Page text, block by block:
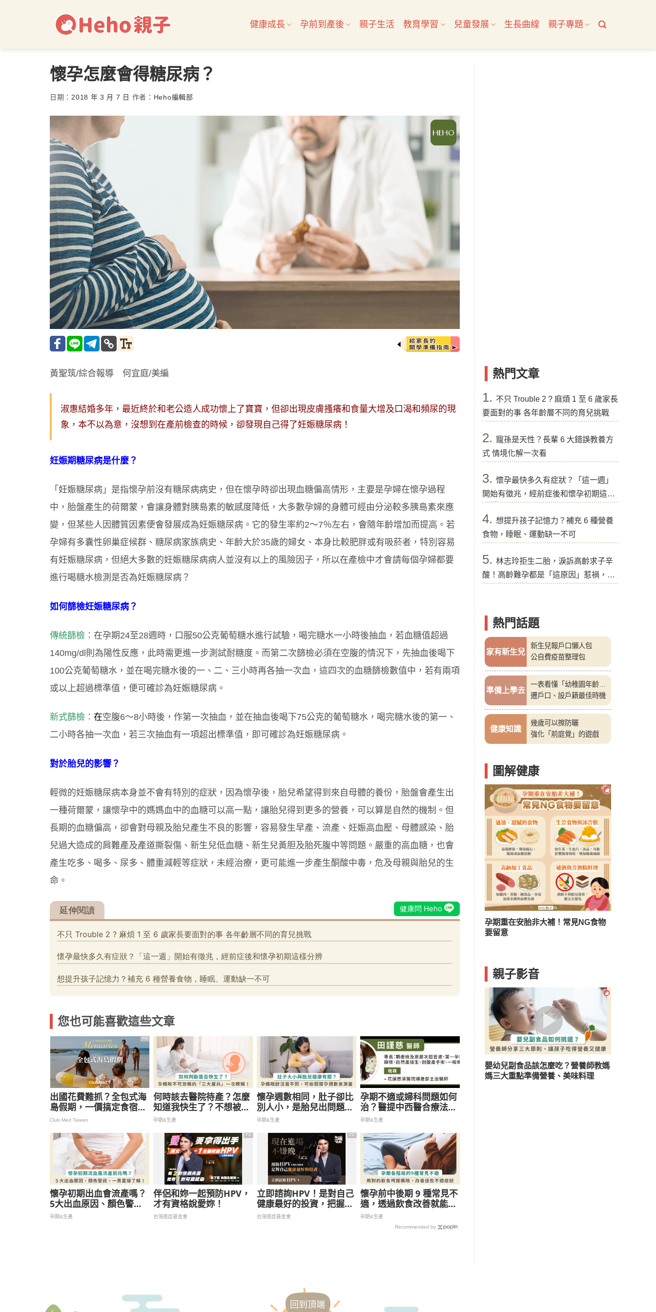
健康成長 孕前到產後 親子生活 教育學習 兒童發展 生長曲線 親子專題
懷孕怎麼會得糖尿病？
日期： 2018 年 3 月 7 日 作者： Heho編輯部
黃聖筑/綜合報導 何宜庭/美編
淑惠結婚多年，最近終於和老公造人成功懷上了寶寶，但卻出現皮膚搔癢和食量大增及口渴和頻尿的現
象，本不以為意，沒想到在產前檢查的時候，卻發現自己得了妊娠糖尿病！
妊娠期糖尿病是什麼？
「妊娠糖尿病」是指懷孕前沒有糖尿病病史，但在懷孕時卻出現血糖偏高情形，主要是孕婦在懷孕過程
中，胎盤產生的荷爾蒙，會讓身體對胰島素的敏感度降低，大多數孕婦的身體可經由分泌較多胰島素來應
變，但某些人因體質因素便會發展成為妊娠糖尿病。它的發生率約2～7％左右，會隨年齡增加而提高。若
孕婦有多囊性卵巢症候群、糖尿病家族病史、年齡大於35歲的婦女、本身比較肥胖或有吸菸者，特別容易
有妊娠糖尿病，但絕大多數的妊娠糖尿病病人並沒有以上的風險因子，所以在產檢中才會請每個孕婦都要
進行喝糖水檢測是否為妊娠糖尿病？
如何篩檢妊娠糖尿病？
傳統篩檢： 在孕期24至28週時，口服50公克葡萄糖水進行試驗，喝完糖水一小時後抽血，若血糖值超過
140mg/dl則為陽性反應，此時需更進一步測試耐糖度。而第二次篩檢必須在空腹的情況下，先抽血後喝下
100公克葡萄糖水，並在喝完糖水後的一、二、三小時再各抽一次血，這四次的血糖篩檢數值中，若有兩項
或以上超過標準值，便可確診為妊娠糖尿病。
新式篩檢： 在空腹6～8小時後，作第一次抽血，並在抽血後喝下75公克的葡萄糖水，喝完糖水後的第一、
二小時各抽一次血，若三次抽血有一項超出標準值，即可確診為妊娠糖尿病。
對於胎兒的影響？
輕微的妊娠糖尿病本身並不會有特別的症狀，因為懷孕後，胎兒希望得到來自母體的養份，胎盤會產生出
一種荷爾蒙，讓懷孕中的媽媽血中的血糖可以高一點，讓胎兒得到更多的營養，可以算是自然的機制。但
長期的血糖偏高，卻會對母親及胎兒產生不良的影響，容易發生早產、流產、妊娠高血壓、母體感染、胎
兒過大造成的肩難產及產道撕裂傷、新生兒低血糖、新生兒黃胆及胎死腹中等問題。嚴重的高血糖，也會
產生吃多、喝多、尿多、體重減輕等症狀，未經治療，更可能進一步產生酮酸中毒，危及母親與胎兒的生
命。
您也可能喜歡這些文章
PR
出國花費難抓？全包式海
島假期，一價搞定食宿玩
樂，省錢更省心！
Club Med Taiwan
何時該去醫院待產？怎麼
知道我快生了？不想被退
貨輕鬆搞懂三大產兆
孕期&生產
懷孕週數相同，肚子卻比
別人小，是胎兒出問題了
嗎？胎兒健康與孕肚大小
孕期&生產
孕期不適或婦科問題如何
治？醫提中西醫合療法提
升治療效果
孕期&生產
懷孕初期出血會流產嗎？
5大出血原因、顏色警
訊，一表教妳快速分辨！
孕期&生產
PR
伴侶和妳一起預防HPV，
才有資格說愛妳！
台灣癌症基金會
PR
立即諮詢HPV！是對自己
健康最好的投資，把握現
在不嫌晚！
台灣癌症基金會
懷孕前中後期 9 種常見不
適，透過飲食改善就能緩
解這些症狀！
孕期&生產
Recommended by
熱門文章
1. 不只 Trouble 2 ? 麻煩 1 至 6 歲家長
要面對的事 各年齡層不同的育兒挑戰
2. 寵孫是天性？長輩 6 大錯誤教養方
式 情境化解一次看
3. 懷孕最快多久有症狀？「這一週」
開始有徵兆，經前症後和懷孕初期這樣
分辨
4. 想提升孩子記憶力？補充 6 種營養
食物，睡眠、運動缺一不可
5. 林志玲拒生二胎，淚訴高齡求子辛
酸！高齡難孕都是「這原因」惹禍，醫
提醒好孕秘訣
熱門話題
家有新生兒
新生兒報戶口懶人包
公自費疫苗整理包
準備上學去
一表看懂「幼稚園年齡
表」
遷戶口、設戶籍最佳時機
健康知識
幾歲可以擦防曬
強化「前庭覺」的遊戲
圖解健康
孕期重在安胎非大補！常見NG食物
要留意
東西好危險！３情況要當心 選對牙膏防蛀牙！兒童潔牙３原則 腸病毒傳染力強！４招保護孩童
孩子每天刷牙還是口臭？兒童口臭５
親子影音
嬰幼兒副食品該怎麼吃？營養師教媽
媽三大重點準備營養、美味料理
回到頂端